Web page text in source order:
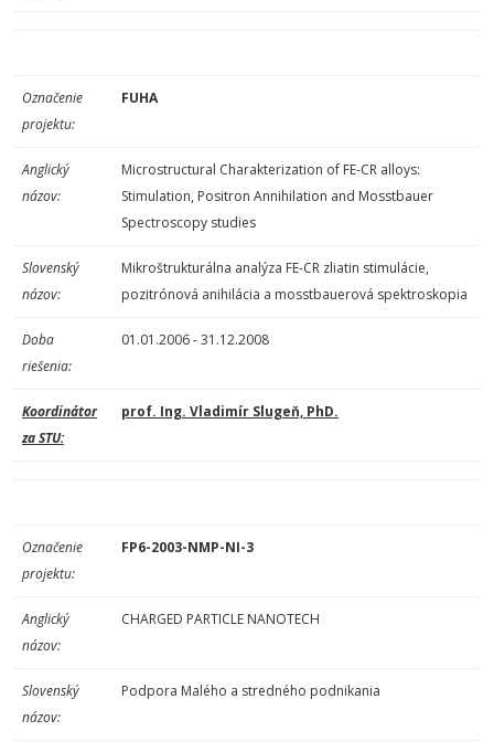
Označenie
projektu:
FUHA
Anglický
názov:
Microstructural Charakterization of FE-CR alloys:
Stimulation, Positron Annihilation and Mosstbauer
Spectroscopy studies
Slovenský
názov:
Mikroštrukturálna analýza FE-CR zliatin stimulácie,
pozitrónová anihilácia a mosstbauerová spektroskopia
Doba
riešenia:
01.01.2006 - 31.12.2008
Koordinátor
za STU:
prof. Ing. Vladimír Slugeň, PhD.
Označenie
projektu:
FP6-2003-NMP-NI-3
Anglický
názov:
CHARGED PARTICLE NANOTECH
Slovenský
názov:
Podpora Malého a stredného podnikania